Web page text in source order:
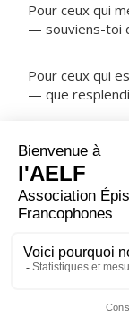
Pour ceux qui
— souviens-toi
Pour ceux qui
— que
NOTRE PÈRE
ORAISON
Puisque tu as
fais que nous
résurrection.